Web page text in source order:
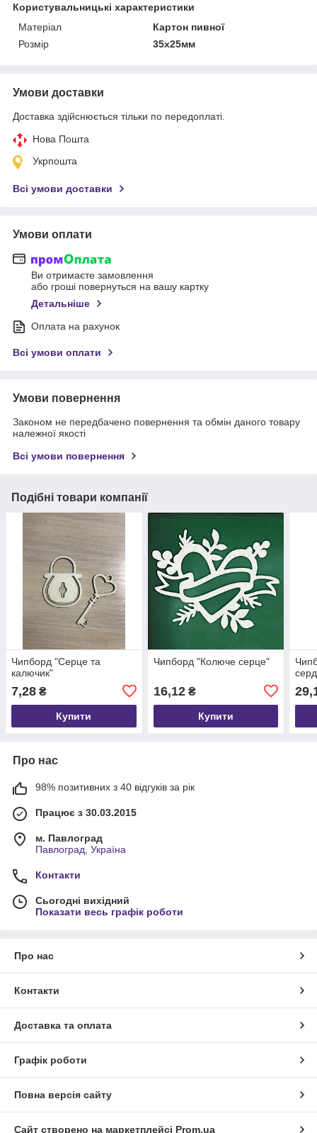
Користувальницькі характеристики
Матеріал
Картон пивної
Розмір
35х25мм
Умови доставки
Доставка здійснюється тільки по передоплаті.
Нова Пошта
Укрпошта
Всі умови доставки
Умови оплати
Ви отримаєте замовлення
або гроші повернуться на вашу картку
Детальніше
Оплата на рахунок
Всі умови оплати
Умови повернення
Законом не передбачено повернення та обмін даного товару
належної якості
Всі умови повернення
Подібні товари компанії
Чипборд "Серце та
калючик"
7,28 ₴
Купити
Чипборд "Колюче серце"
16,12₴
Купити
Про нас
98% позитивних з 40 відгуків за рік
Працює з 30.03.2015
м. Павлоград
Павлоград, Україна
Контакти
Сьогодні вихідний
Показати весь графік роботи
Про нас
Контакти
Доставка та оплата
Графік роботи
Повна версія сайту
Сайт створено на маркетплейсі Prom.ua